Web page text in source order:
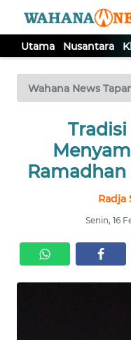
Utama Nusantara
Wahana News
Ramadhan
Radja
Senin, 16
TV
Tutup
NUSANTARA
SERBA-
SERBI